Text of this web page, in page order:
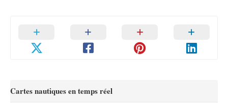
Cartes nautiques en temps réel